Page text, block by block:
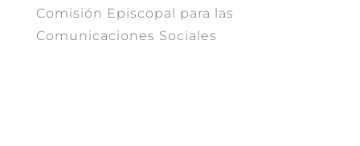
Comisión Episcopal para las
Comunicaciones Sociales